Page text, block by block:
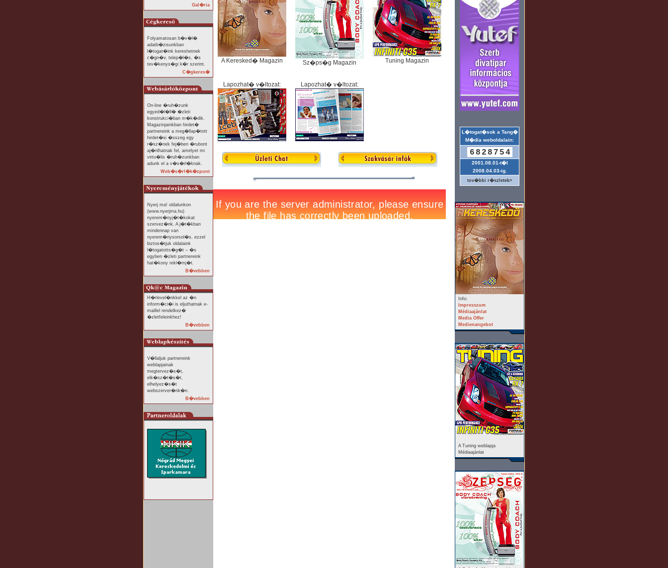
Gal�ria
Folyamatosan b�v�l�
adatb�zisunkban
l�togat�ink kereshetnek
c�gn�v, telep�l�s, �s
tev�kenys�gi k�r szerint.
C�gkeres�
On-line �ruh�zunk
egyed�l�ll� �zleti
konstrukci�ban m�k�dik.
Magazinjainkban hirdet�
partnereink a meg�llap�tott
hirdet�si �sszeg egy
r�sz�nek fej�ben �rubont
aj�nlhatnak fel, amelyet mi
virtu�lis �ruh�zunkban
adunk el a v�s�rl�knak.
Web�s�rl�k�zpont
Nyerj ma! oldalunkon
(www.nyerjma.hu)
nyerem�nyj�t�kokat
szervez�nk. A j�t�kban
mindennap van
nyerem�nysorsol�s, ezzel
biztos�tjuk oldalaink
l�togatotts�g�t – �s
egyben �zleti partnereink
hat�kony rekl�mj�t.
B�vebben
H�rlevel�nkkel az �n
inform�ci�i is eljuthatnak e-
maillel rendelkez�
�zletfeleinkhez!
B�vebben
V�llaljuk partnereink
weblapjainak
megtervez�s�t,
elk�sz�t�s�t,
elhelyez�s�t
webszerver�nk�n.
B�vebben
A Keresked� Magazin Sz�ps�g Magazin Tuning Magazin
Lapozhat� v�ltozat: Lapozhat� v�ltozat:
L�togat�sok a Tang�
M�dia weboldalain:
6828754
2001.08.01-t�l
2008.04.03-ig.
tov�bbi r�szletek>
Info:
Impresszum
Médiaajánlat
Media Offer
Medienangebot
A Tuning weblapja
Médiaajánlat